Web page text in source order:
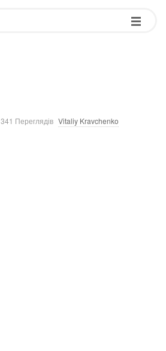
341 Переглядів Vitaliy Kravchenko